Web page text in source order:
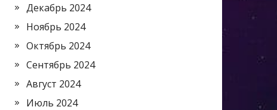
Декабрь 2024
Ноябрь 2024
Октябрь 2024
Сентябрь 2024
Август 2024
Июль 2024